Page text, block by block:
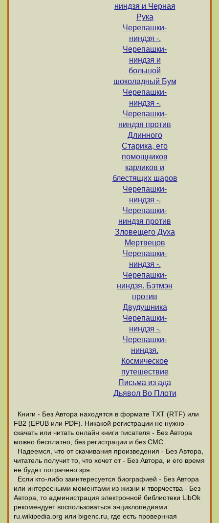
ниндзя и Черная
Рука
Черепашки-
ниндзя -.
Черепашки-
ниндзя и
большой
шоколадный Бум
Черепашки-
ниндзя -.
Черепашки-
ниндзя против
Длинного
Старика, его
помощников
карликов и
блестящих шаров
Черепашки-
ниндзя -.
Черепашки-
ниндзя против
Зловещего Духа
Мертвецов
Черепашки-
ниндзя -.
Черепашки-
ниндзя. Бэтмэн
против
Двудушника
Черепашки-
ниндзя -.
Черепашки-
ниндзя.
Космическое
путешествие
Письма из ада
Дьявол Во Плоти
Книги - Без Автора находятся в формате ТХТ (RTF) или
FB2 (EPUB или PDF). Никакой регистрации не нужно -
скачать или читать онлайн книги писателя - Без Автора
можно бесплатно, без регистрации и без СМС.
Надеемся, что от скачивания произведения - Без Автора,
читатель получит то, что хочет от - Без Автора, и его время
не будет потрачено зря.
Если кто-либо заинтересуется биографией - Без Автора
или интересными моментами из жизни и творчества - Без
Автора, то администрация электронной библиотеки LibOk
рекомендует воспользоваться энциклопедиями:
ru.wikipedia.org или bigenc.ru, где есть провернная